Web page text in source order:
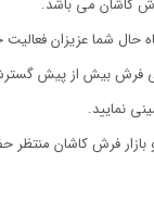
کاشان می باشد.
شما عزیزان فعالیت
فرش بیش از پیش
نمایید.
فرش کاشان منتظر